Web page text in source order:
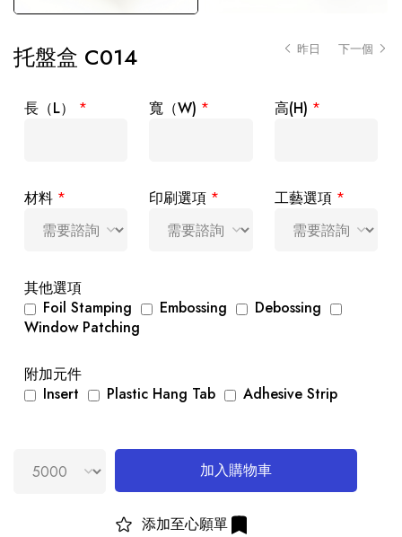
昨日 下一個
托盤盒 C014
長（L） * 寬（W) * 高(H) *
材料 * 印刷選項 * 工藝選項 *
其他選項
Foil Stamping
Embossing
Debossing
Window Patching
附加元件
Insert
Plastic Hang Tab Adhesive Strip
加入購物車
添加至心願單